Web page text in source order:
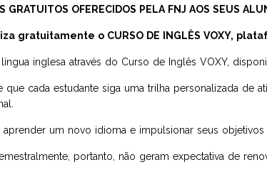
GRATUITOS OFERECIDOS PELA FNJ AOS SEUS
gratuitamente o CURSO DE INGLÊS VOXY,
inglesa através do Curso de Inglês VOXY,
cada estudante siga uma trilha personalizada de
um novo idioma e impulsionar seus objetivos
portanto, não geram expectativa de